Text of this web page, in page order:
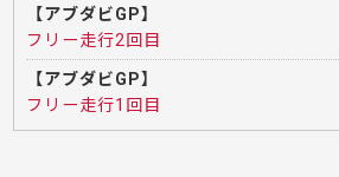
【アブダビGP】
フリー走行2回目
【アブダビGP】
フリー走行1回目